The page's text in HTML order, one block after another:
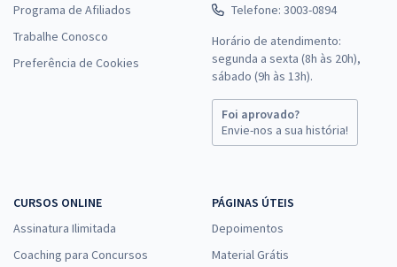
Programa de Afiliados
Trabalhe Conosco
Preferência de Cookies
Telefone: 3003-0894
Horário de atendimento:
segunda a sexta (8h às 20h),
sábado (9h às 13h).
Foi aprovado?
Envie-nos a sua história!
CURSOS ONLINE
Assinatura Ilimitada
Coaching para Concursos
PÁGINAS ÚTEIS
Depoimentos
Material Grátis